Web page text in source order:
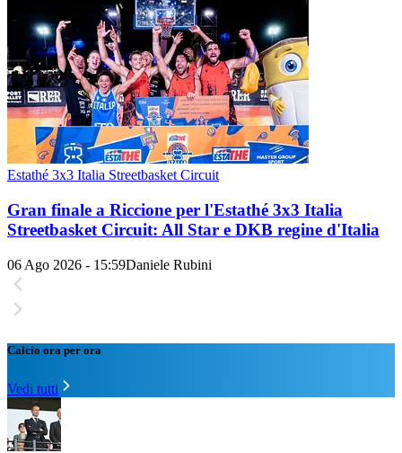
Estathé 3x3 Italia Streetbasket Circuit
Gran finale a Riccione per l'Estathé 3x3 Italia
Streetbasket Circuit: All Star e DKB regine d'Italia
06 Ago 2026 - 15:59Daniele Rubini
Calcio ora per ora
Vedi tutti